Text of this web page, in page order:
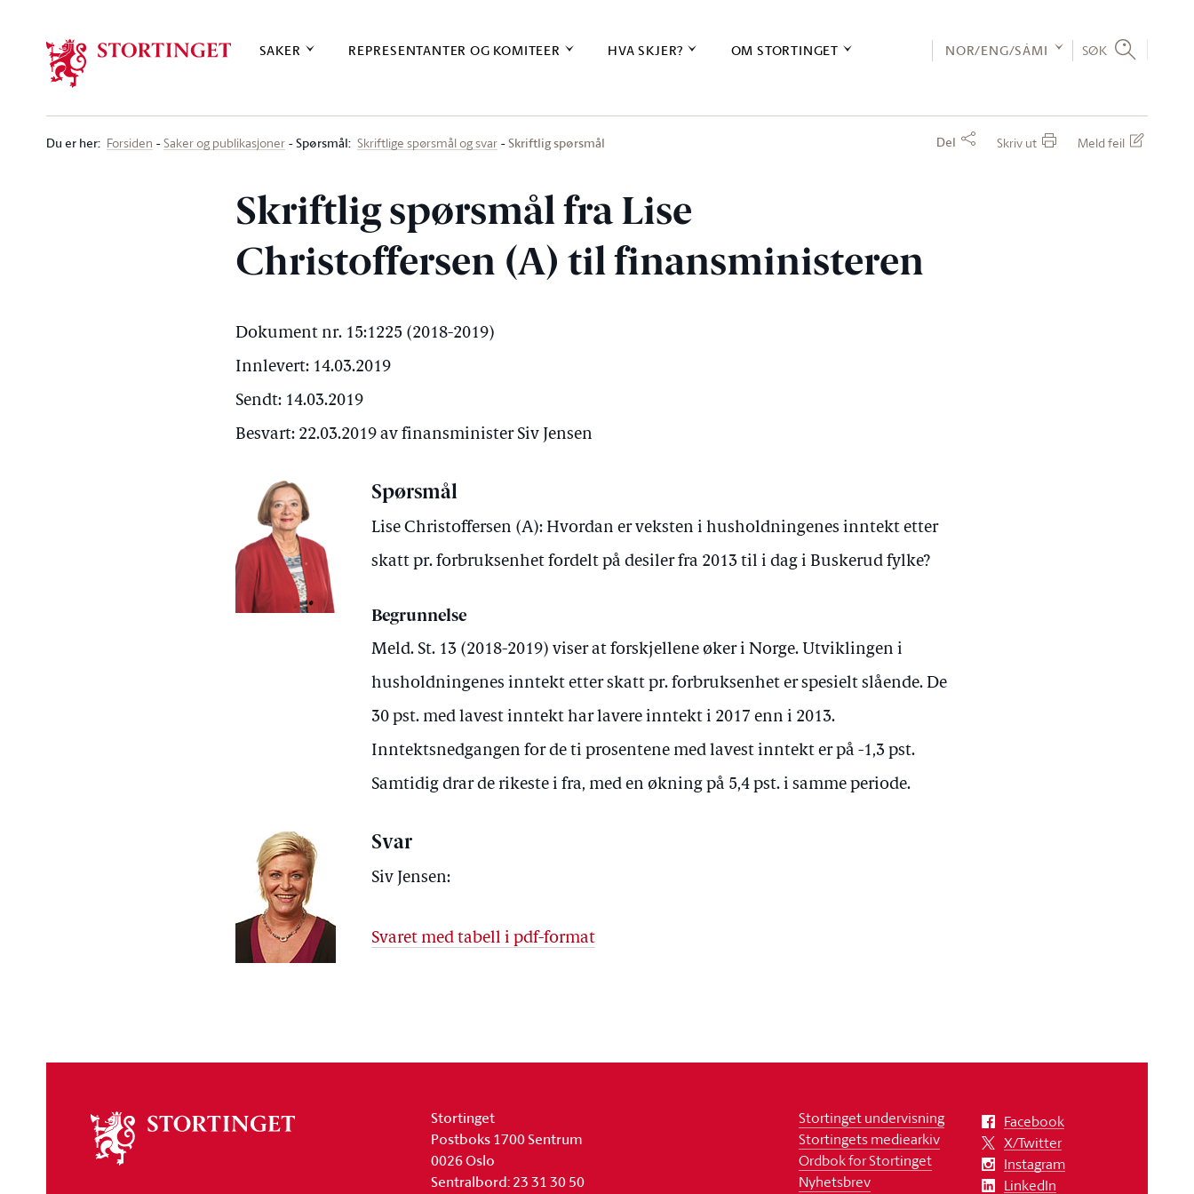
SAKER REPRESENTANTER OG KOMITEER HVA SKJER? OM STORTINGET NOR/ENG/SÁMI SØK
Du er her: Forsiden Saker og publikasjoner Spørsmål: Skriftlige spørsmål og svar Skriftlig spørsmål Del Skriv ut Meld feil
Skriftlig spørsmål fra Lise
Christoffersen (A) til finansministeren
Dokument nr. 15:1225 (2018-2019)
Innlevert: 14.03.2019
Sendt: 14.03.2019
Besvart: 22.03.2019 av finansminister Siv Jensen
Spørsmål
Lise Christoffersen (A): Hvordan er veksten i husholdningenes inntekt etter
skatt pr. forbruksenhet fordelt på desiler fra 2013 til i dag i Buskerud fylke?
Begrunnelse
Meld. St. 13 (2018-2019) viser at forskjellene øker i Norge. Utviklingen i
husholdningenes inntekt etter skatt pr. forbruksenhet er spesielt slående. De
30 pst. med lavest inntekt har lavere inntekt i 2017 enn i 2013.
Inntektsnedgangen for de ti prosentene med lavest inntekt er på -1,3 pst.
Samtidig drar de rikeste i fra, med en økning på 5,4 pst. i samme periode.
Svar
Siv Jensen:
Svaret med tabell i pdf-format
stortinget
Stortinget
Postboks 1700 Sentrum
0026 Oslo
Sentralbord: 23 31 30 50
Stortinget undervisning
Stortingets mediearkiv
Ordbok for Stortinget
Nyhetsbrev
Facebook
X/Twitter
Instagram
LinkedIn